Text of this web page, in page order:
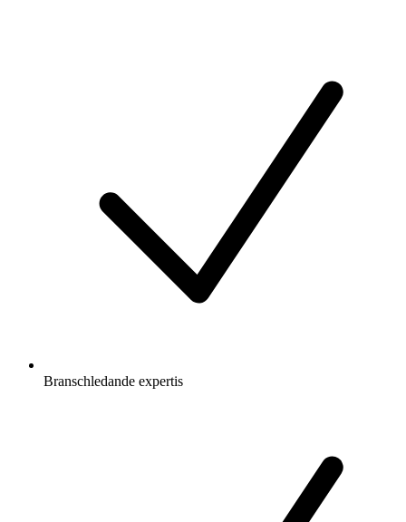
Branschledande expertis